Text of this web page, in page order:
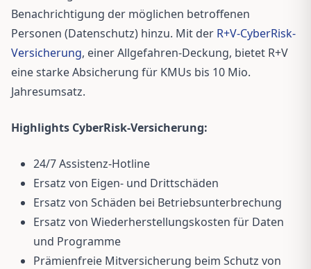
Benachrichtigung der möglichen betroffenen
Personen (Datenschutz) hinzu. Mit der R+V-CyberRisk-
Versicherung, einer Allgefahren-Deckung, bietet R+V
eine starke Absicherung für KMUs bis 10 Mio.
Jahresumsatz.
Highlights CyberRisk-Versicherung:
24/7 Assistenz-Hotline
Ersatz von Eigen- und Drittschäden
Ersatz von Schäden bei Betriebsunterbrechung
Ersatz von Wiederherstellungskosten für Daten
und Programme
Prämienfreie Mitversicherung beim Schutz von